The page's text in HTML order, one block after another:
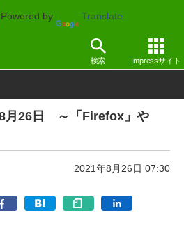
Powered by Translate
検索 Impressサイト
アップデート
月26日 ～「Firefox」や
2021年8月26日 07:30